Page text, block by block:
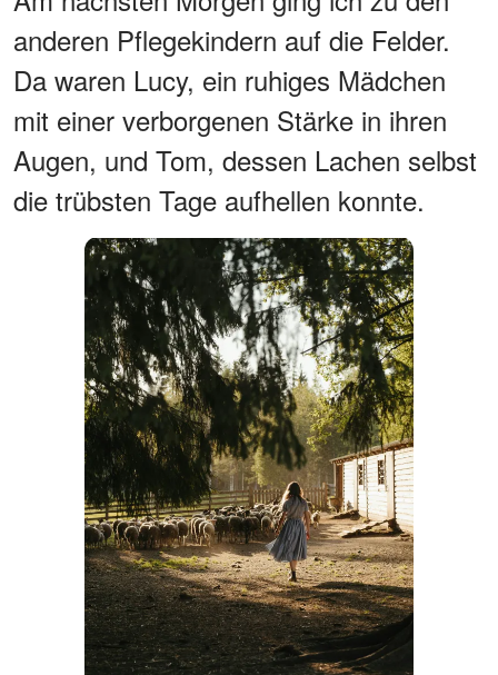
anderen Pflegekindern auf die Felder.
Da waren Lucy, ein ruhiges Mädchen
mit einer verborgenen Stärke in ihren
Augen, und Tom, dessen Lachen selbst
die trübsten Tage aufhellen konnte.